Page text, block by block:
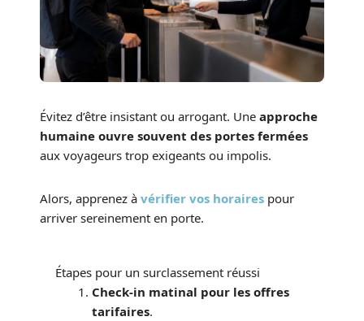
Évitez d’être insistant ou arrogant. Une approche
humaine ouvre souvent des portes fermées
aux voyageurs trop exigeants ou impolis.
Alors, apprenez à vérifier vos horairespour
arriver sereinement en porte.
Étapes pour un surclassement réussi
Check-in matinal pour les offres
tarifaires.